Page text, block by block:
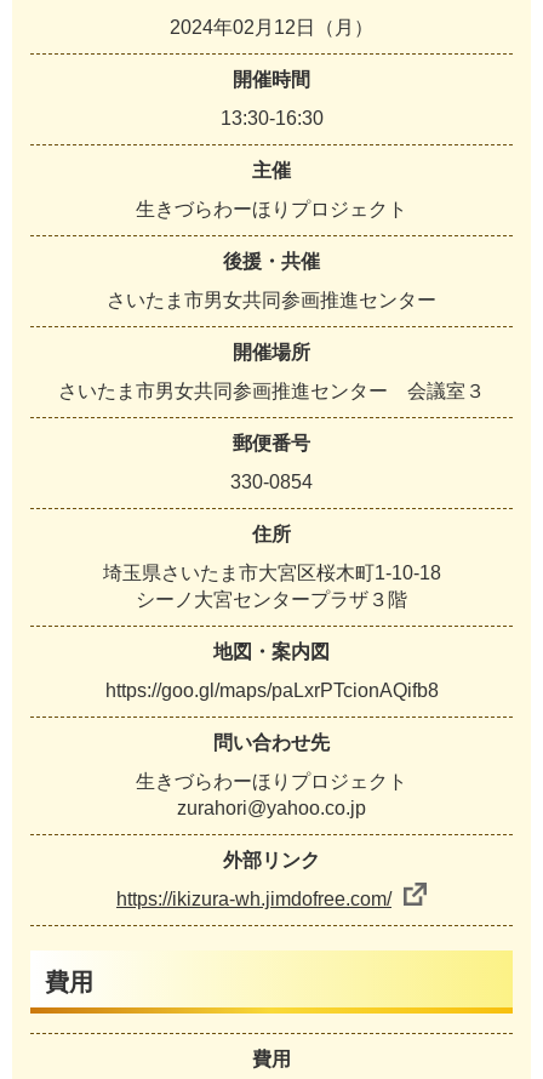
2024年02月12日（月）
開催時間
13:30-16:30
主催
生きづらわーほりプロジェクト
後援・共催
さいたま市男女共同参画推進センター
開催場所
さいたま市男女共同参画推進センター 会議室３
郵便番号
330-0854
住所
埼玉県さいたま市大宮区桜木町1-10-18
シーノ大宮センタープラザ３階
地図・案内図
https://goo.gl/maps/paLxrPTcionAQifb8
問い合わせ先
生きづらわーほりプロジェクト
zurahori@yahoo.co.jp
外部リンク
https://ikizura-wh.jimdofree.com/
費用
費用